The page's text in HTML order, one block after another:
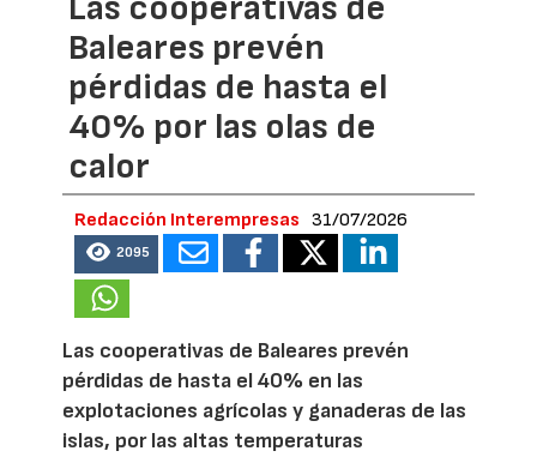
Baleares prevén
pérdidas de hasta el
40% por las olas de
calor
Redacción Interempresas 31/07/2026
2095
Las cooperativas de Baleares prevén
pérdidas de hasta el 40% en las
explotaciones agrícolas y ganaderas de las
islas, por las altas temperaturas